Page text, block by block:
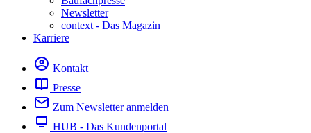
Newsletter
context - Das Magazin
Karriere
Kontakt
Presse
Zum Newsletter anmelden
HUB - Das Kundenportal